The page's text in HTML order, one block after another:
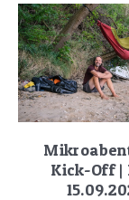
Kick-Off |